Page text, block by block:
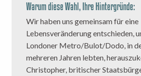
Warum diese Wahl, Ihre Hintergründe:
Wir haben uns gemeinsam für eine
Lebensveränderung entschieden,
Londoner Metro/Bulot/Dodo, in
mehreren Jahren lebten,
Christopher, britischer